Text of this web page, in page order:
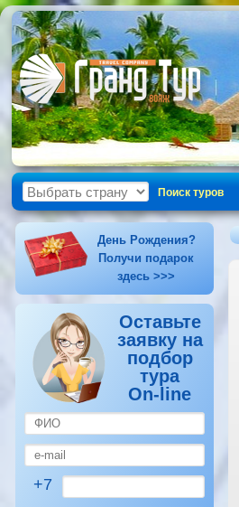
Поиск туров
День Рождения?
Получи подарок
здесь >>>
Оставьте
заявку на
подбор
тура
On-line
+7